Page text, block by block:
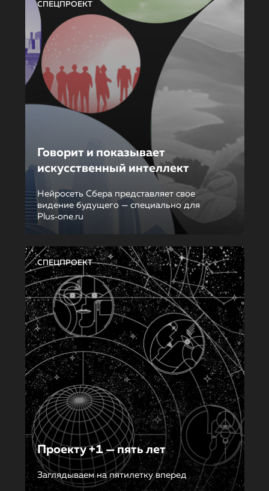
СПЕЦПРОЕКТ
Говорит и показывает
искусственный интеллект
Нейросеть Сбера представляет свое
видение будущего — специально для
Plus‑one.ru
СПЕЦПРОЕКТ
Проекту +1 — пять лет
Заглядываем на пятилетку вперед